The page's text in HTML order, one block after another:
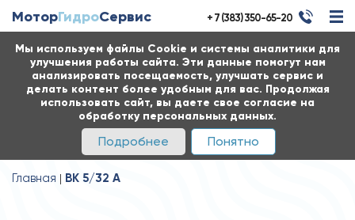
Мы используем файлы Cookie и системы аналитики для
улучшения работы сайта. Эти данные помогут нам
анализировать посещаемость, улучшать сервис и
делать контент более удобным для вас. Продолжая
использовать сайт, вы даете свое согласие на
обработку персональных данных.
Подробнее Понятно
МоторГидроСервис + 7 (383) 350-65-20
Главная ВК 5/32 А